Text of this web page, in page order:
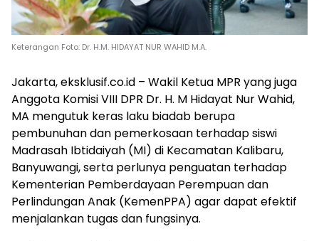
Keterangan Foto: Dr. H.M. HIDAYAT NUR WAHID M.A.
Jakarta, eksklusif.co.id – Wakil Ketua MPR yang juga
Anggota Komisi VIII DPR Dr. H. M Hidayat Nur Wahid,
MA mengutuk keras laku biadab berupa
pembunuhan dan pemerkosaan terhadap siswi
Madrasah Ibtidaiyah (MI) di Kecamatan Kalibaru,
Banyuwangi, serta perlunya penguatan terhadap
Kementerian Pemberdayaan Perempuan dan
Perlindungan Anak (KemenPPA) agar dapat efektif
menjalankan tugas dan fungsinya.